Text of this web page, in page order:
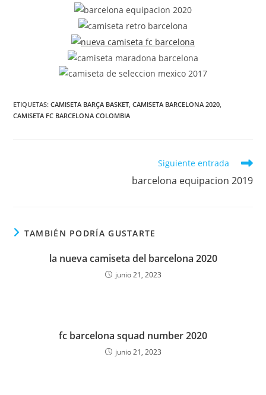
ETIQUETAS:CAMISETA BARÇA BASKET, CAMISETA BARCELONA 2020,
CAMISETA FC BARCELONA COLOMBIA
Siguiente entrada
barcelona equipacion 2019
TAMBIÉN PODRÍA GUSTARTE
la nueva camiseta del barcelona 2020
junio 21, 2023
fc barcelona squad number 2020
junio 21, 2023